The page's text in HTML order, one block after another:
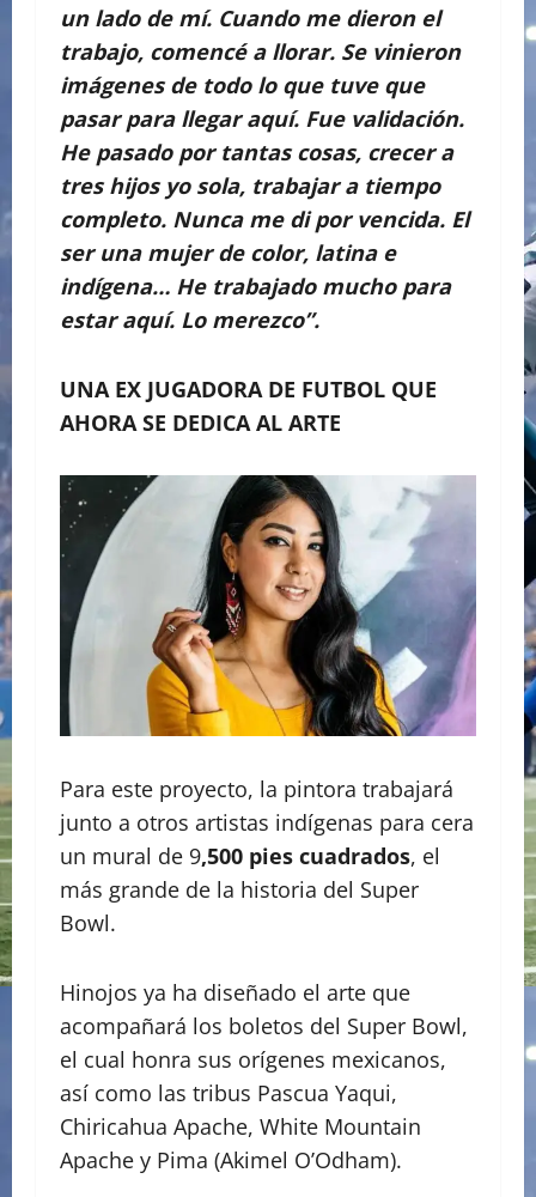
un lado de mí. Cuando me dieron el
trabajo, comencé a llorar. Se vinieron
imágenes de todo lo que tuve que
pasar para llegar aquí. Fue validación.
He pasado por tantas cosas, crecer a
tres hijos yo sola, trabajar a tiempo
completo. Nunca me di por vencida. El
ser una mujer de color, latina e
indígena… He trabajado mucho para
estar aquí. Lo merezco”.
UNA EX JUGADORA DE FUTBOL QUE
AHORA SE DEDICA AL ARTE
Para este proyecto, la pintora trabajará
junto a otros artistas indígenas para cera
un mural de 9,500 pies cuadrados, el
más grande de la historia del Super
Bowl.
Hinojos ya ha diseñado el arte que
acompañará los boletos del Super Bowl,
el cual honra sus orígenes mexicanos,
así como las tribus Pascua Yaqui,
Chiricahua Apache, White Mountain
Apache y Pima (Akimel O’Odham).